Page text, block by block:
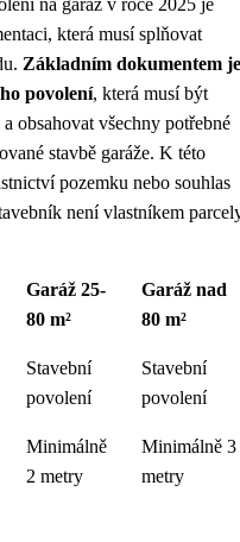
která musí splňovat
Základním dokumentem je
povolení, která musí být
obsahovat všechny potřebné
stavbě garáže. K této
pozemku nebo souhlas
není vlastníkem
Garáž 25-
80 m²
Garáž nad
80 m²
Stavební
povolení
Stavební
povolení
Minimálně
2 metry
Minimálně 3
metry